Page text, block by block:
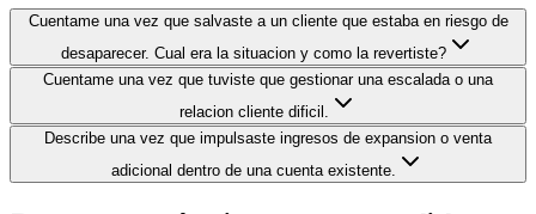
Cuentame una vez que salvaste a un cliente que estaba en riesgo de
desaparecer. Cual era la situacion y como la revertiste?
Cuentame una vez que tuviste que gestionar una escalada o una
relacion cliente dificil.
Describe una vez que impulsaste ingresos de expansion o venta
adicional dentro de una cuenta existente.